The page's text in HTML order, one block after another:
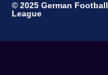
© 2025 German Football
League